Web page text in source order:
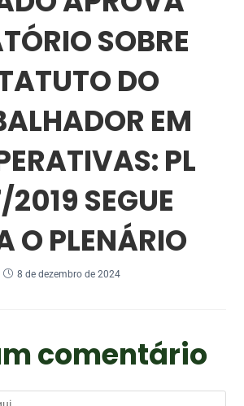
SOBRE
DO
EM
PL
SEGUE
O PLENÁRIO
8 de dezembro de 2024
comentário